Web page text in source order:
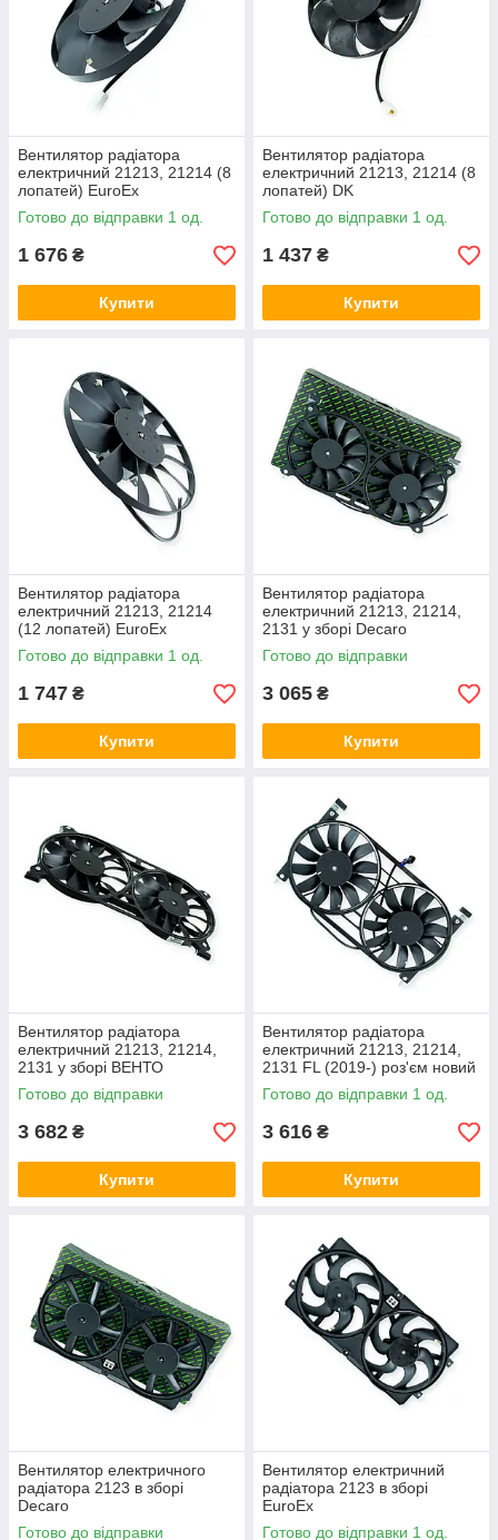
Вентилятор радіатора
електричний 21213, 21214 (8
лопатей) EuroEx
Готово до відправки 1 од.
1 676 ₴
Купити
Вентилятор радіатора
електричний 21213, 21214 (8
лопатей) DK
Готово до відправки 1 од.
1 437 ₴
Купити
Вентилятор радіатора
електричний 21213, 21214
(12 лопатей) EuroEx
Готово до відправки 1 од.
1 747 ₴
Купити
Вентилятор радіатора
електричний 21213, 21214,
2131 у зборі Decaro
Готово до відправки
3 065 ₴
Купити
Вентилятор радіатора
електричний 21213, 21214,
2131 у зборі ВЕНТО
Готово до відправки
3 682 ₴
Купити
Вентилятор радіатора
електричний 21213, 21214,
2131 FL (2019-) роз'єм новий
зразок EuroEx
Готово до відправки 1 од.
3 616 ₴
Купити
Вентилятор електричного
радіатора 2123 в зборі
Decaro
Готово до відправки
Вентилятор електричний
радіатора 2123 в зборі
EuroEx
Готово до відправки 1 од.